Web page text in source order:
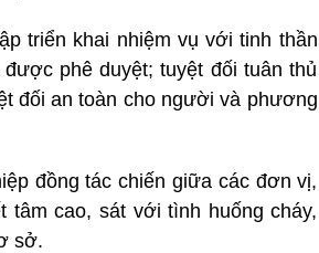
triển khai nhiệm vụ với tinh thần
phê duyệt; tuyệt đối tuân thủ
đối an toàn cho người và phương
đồng tác chiến giữa các đơn vị,
tâm cao, sát với tình huống cháy,
sở.